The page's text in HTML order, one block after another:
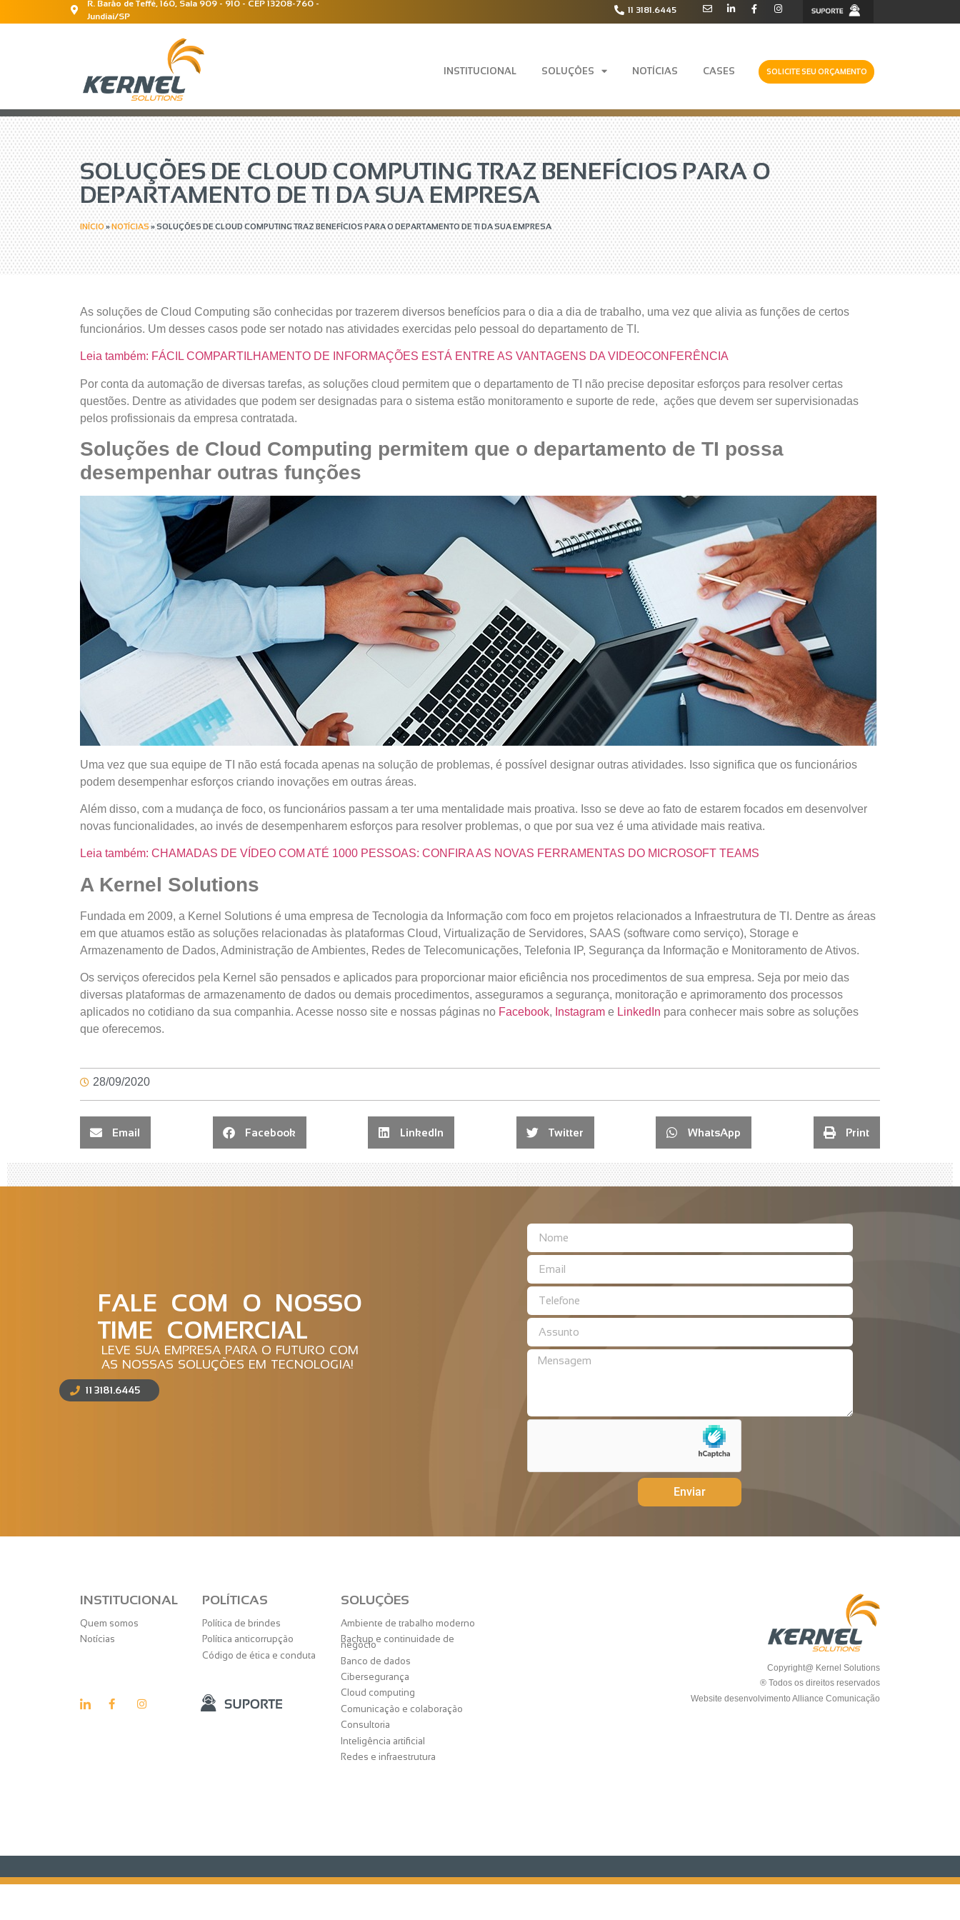
R. Barão de Teffé, 160, Sala 909 - 910 - CEP 13208-760 -
Jundiaí/SP
11 3181.6445
INSTITUCIONAL SOLUÇÕES NOTÍCIAS CASES SOLICITE SEU ORÇAMENTO
SOLUÇÕES DE CLOUD COMPUTING TRAZ BENEFÍCIOS PARA O
DEPARTAMENTO DE TI DA SUA EMPRESA
INÍCIO»NOTÍCIAS»SOLUÇÕES DE CLOUD COMPUTING TRAZ BENEFÍCIOS PARA O DEPARTAMENTO DE TI DA SUA EMPRESA
As soluções de Cloud Computing são conhecidas por trazerem diversos benefícios para o dia a dia de trabalho, uma vez que alivia as funções de certos
funcionários. Um desses casos pode ser notado nas atividades exercidas pelo pessoal do departamento de TI.
Leia também: FÁCIL COMPARTILHAMENTO DE INFORMAÇÕES ESTÁ ENTRE AS VANTAGENS DA VIDEOCONFERÊNCIA
Por conta da automação de diversas tarefas, as soluções cloud permitem que o departamento de TI não precise depositar esforços para resolver certas
questões. Dentre as atividades que podem ser designadas para o sistema estão monitoramento e suporte de rede, ações que devem ser supervisionadas
pelos profissionais da empresa contratada.
Soluções de Cloud Computing permitem que o departamento de TI possa
desempenhar outras funções
Uma vez que sua equipe de TI não está focada apenas na solução de problemas, é possível designar outras atividades. Isso significa que os funcionários
podem desempenhar esforços criando inovações em outras áreas.
Além disso, com a mudança de foco, os funcionários passam a ter uma mentalidade mais proativa. Isso se deve ao fato de estarem focados em desenvolver
novas funcionalidades, ao invés de desempenharem esforços para resolver problemas, o que por sua vez é uma atividade mais reativa.
Leia também: CHAMADAS DE VÍDEO COM ATÉ 1000 PESSOAS: CONFIRA AS NOVAS FERRAMENTAS DO MICROSOFT TEAMS
A Kernel Solutions
Fundada em 2009, a Kernel Solutions é uma empresa de Tecnologia da Informação com foco em projetos relacionados a Infraestrutura de TI. Dentre as áreas
em que atuamos estão as soluções relacionadas às plataformas Cloud, Virtualização de Servidores, SAAS (software como serviço), Storage e
Armazenamento de Dados, Administração de Ambientes, Redes de Telecomunicações, Telefonia IP, Segurança da Informação e Monitoramento de Ativos.
Os serviços oferecidos pela Kernel são pensados e aplicados para proporcionar maior eficiência nos procedimentos de sua empresa. Seja por meio das
diversas plataformas de armazenamento de dados ou demais procedimentos, asseguramos a segurança, monitoração e aprimoramento dos processos
aplicados no cotidiano da sua companhia. Acesse nosso site e nossas páginas no Facebook, Instagram e LinkedIn para conhecer mais sobre as soluções
que oferecemos.
28/09/2020
Email Facebook LinkedIn Twitter WhatsApp Print
FALE COM O NOSSO
TIME COMERCIAL
LEVE SUA EMPRESA PARA O FUTURO COM
AS NOSSAS SOLUÇÕES EM TECNOLOGIA!
11 3181.6445
Enviar
INSTITUCIONAL
Quem somos
Notícias
POLÍTICAS
Política de brindes
Política anticorrupção
Código de ética e conduta
SOLUÇÕES
Ambiente de trabalho moderno
Backup e continuidade de
negócio
Banco de dados
Cibersegurança
Cloud computing
Comunicação e colaboração
Consultoria
Inteligência artificial
Redes e infraestrutura
Copyright@ Kernel Solutions
® Todos os direitos reservados
Website desenvolvimento Alliance Comunicação